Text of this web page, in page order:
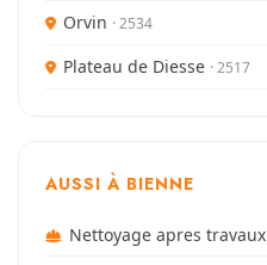
Orvin · 2534
Plateau de Diesse · 2517
AUSSI À BIENNE
Nettoyage apres travaux